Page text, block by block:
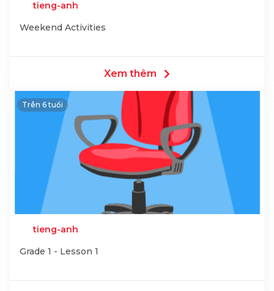
tieng-anh
Weekend Activities
Xem thêm
Trên 6 tuổi
tieng-anh
Grade 1 - Lesson 1